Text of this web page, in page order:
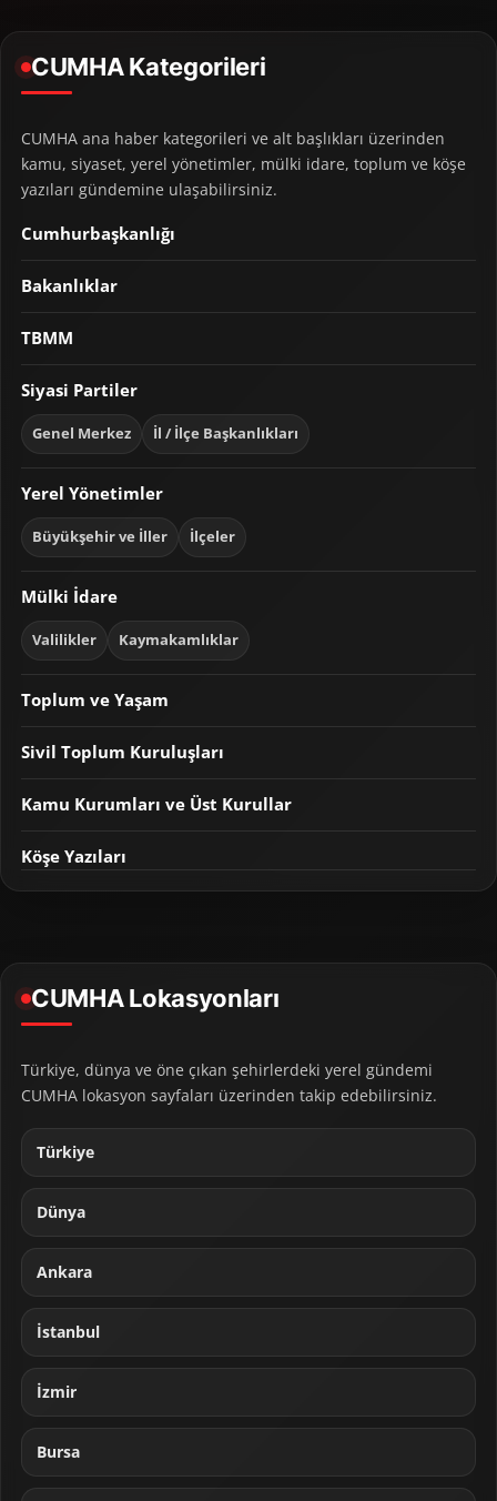
CUMHA Kategorileri
CUMHA ana haber kategorileri ve alt başlıkları üzerinden
kamu, siyaset, yerel yönetimler, mülki idare, toplum ve köşe
yazıları gündemine ulaşabilirsiniz.
Cumhurbaşkanlığı
Bakanlıklar
TBMM
Siyasi Partiler
Genel Merkez İl / İlçe Başkanlıkları
Yerel Yönetimler
Büyükşehir ve İller İlçeler
Mülki İdare
Valilikler Kaymakamlıklar
Toplum ve Yaşam
Sivil Toplum Kuruluşları
Kamu Kurumları ve Üst Kurullar
Köşe Yazıları
CUMHA Lokasyonları
Türkiye, dünya ve öne çıkan şehirlerdeki yerel gündemi
CUMHA lokasyon sayfaları üzerinden takip edebilirsiniz.
Türkiye
Dünya
Ankara
İstanbul
İzmir
Bursa